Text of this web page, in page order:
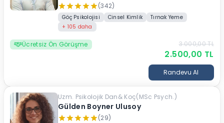
(342)
Göç Psikolojisi Cinsel Kimlik
Tırnak Yeme
+ 105 daha
Ücretsiz Ön Görüşme 3.000,00TL
2.500,00 TL
Randevu Al
Gülden Boyner Ulusoy
Uzm. Psikolojik Dan& Koç(MSc Psych.)
(29)